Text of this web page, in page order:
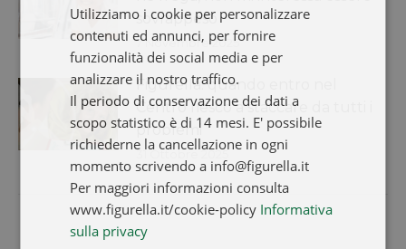
sovrappeso
7 Novembre 2025
Figurella: quando entro nel
Centro riesco a staccare da tutti i
problemi
31 Ottobre 2025
Utilizziamo i cookie per personalizzare
contenuti ed annunci, per fornire
funzionalità dei social media e per
analizzare il nostro traffico.
Il periodo di conservazione dei dati a
scopo statistico è di 14 mesi. E' possibile
richiederne la cancellazione in ogni
momento scrivendo a info@figurella.it
Per maggiori informazioni consulta
www.figurella.it/cookie-policy Informativa
sulla privacy